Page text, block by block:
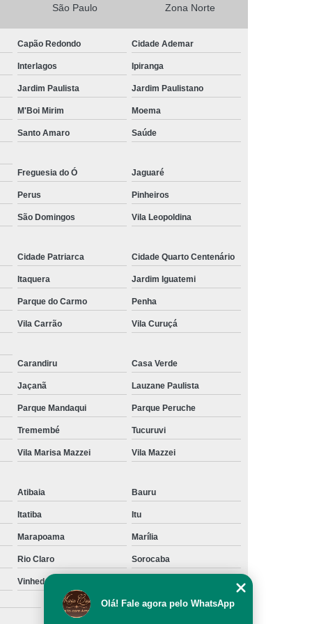
Pirulito de Chocolate Decorado
Pirulito de Chocolate Lembrancinha
Pirulito de Chocolate Mickey
Pirulito de Chocolate para Aniversário
Personalizado
São Paulo Zona Norte
Capão Redondo Cidade Ademar
Interlagos Ipiranga
Jardim Paulista Jardim Paulistano
M'Boi Mirim Moema
Santo Amaro Saúde
Freguesia do Ó Jaguaré
Perus Pinheiros
São Domingos Vila Leopoldina
Cidade Patriarca Cidade Quarto Centenário
Itaquera Jardim Iguatemi
Parque do Carmo Penha
Vila Carrão Vila Curuçá
Carandiru Casa Verde
Jaçanã Lauzane Paulista
Parque Mandaqui Parque Peruche
Tremembé Tucuruvi
Vila Marisa Mazzei Vila Mazzei
Atibaia Bauru
Itatiba Itu
Marapoama Marília
Rio Claro Sorocaba
Vinhedo
São Caetano do SulOlá! Fale agora pelo WhatsApp